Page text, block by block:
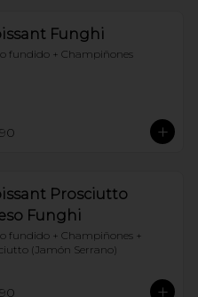
Funghi
fundido + Champiñones
Prosciutto
Funghi
fundido + Champiñones +
(Jamón Serrano)